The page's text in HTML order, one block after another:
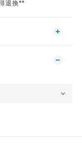
退換**